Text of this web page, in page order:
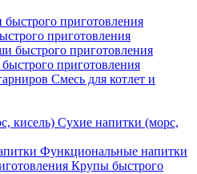
приготовления
приготовления
Смесь для котлет и
Сухие напитки (морс,
Функциональные напитки
Крупы быстрого